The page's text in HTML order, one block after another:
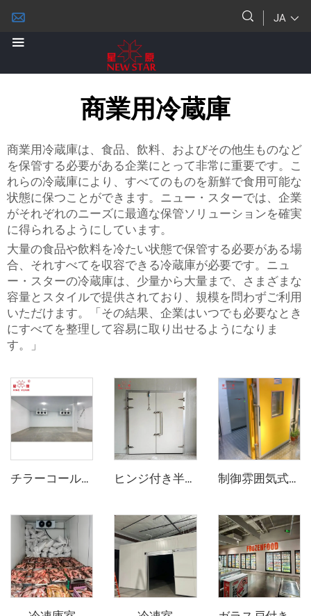
JA
商業用冷蔵庫
商業用冷蔵庫は、食品、飲料、およびその他生ものなど
を保管する必要がある企業にとって非常に重要です。こ
れらの冷蔵庫により、すべてのものを新鮮で食用可能な
状態に保つことができます。ニュー・スターでは、企業
がそれぞれのニーズに最適な保管ソリューションを確実
に得られるようにしています。
大量の食品や飲料を冷たい状態で保管する必要がある場
合、それすべてを収容できる冷蔵庫が必要です。ニュ
ー・スターの冷蔵庫は、少量から大量まで、さまざまな
容量とスタイルで提供されており、規模を問わずご利用
いただけます。「その結果、企業はいつでも必要なとき
にすべてを整理して容易に取り出せるようになりま
す。」
チラーコールドルーム ヒンジ付き半埋め込みドア 制御雰囲気式スライドドア